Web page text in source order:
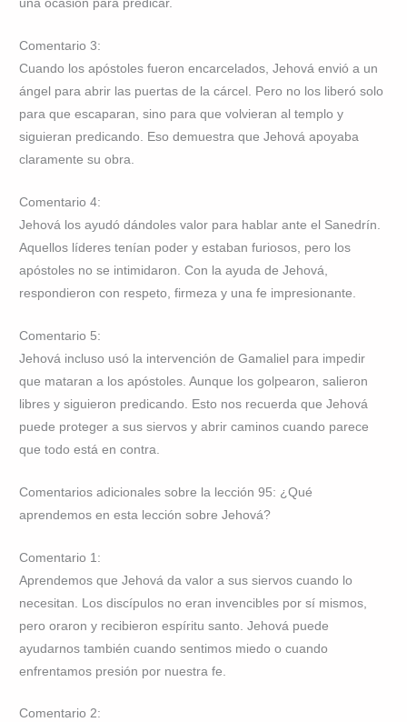
una ocasión para predicar.
Comentario 3:
Cuando los apóstoles fueron encarcelados, Jehová envió a un
ángel para abrir las puertas de la cárcel. Pero no los liberó solo
para que escaparan, sino para que volvieran al templo y
siguieran predicando. Eso demuestra que Jehová apoyaba
claramente su obra.
Comentario 4:
Jehová los ayudó dándoles valor para hablar ante el Sanedrín.
Aquellos líderes tenían poder y estaban furiosos, pero los
apóstoles no se intimidaron. Con la ayuda de Jehová,
respondieron con respeto, firmeza y una fe impresionante.
Comentario 5:
Jehová incluso usó la intervención de Gamaliel para impedir
que mataran a los apóstoles. Aunque los golpearon, salieron
libres y siguieron predicando. Esto nos recuerda que Jehová
puede proteger a sus siervos y abrir caminos cuando parece
que todo está en contra.
Comentarios adicionales sobre la lección 95: ¿Qué
aprendemos en esta lección sobre Jehová?
Comentario 1:
Aprendemos que Jehová da valor a sus siervos cuando lo
necesitan. Los discípulos no eran invencibles por sí mismos,
pero oraron y recibieron espíritu santo. Jehová puede
ayudarnos también cuando sentimos miedo o cuando
enfrentamos presión por nuestra fe.
Comentario 2: